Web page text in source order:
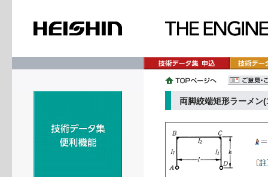
両脚絞端矩形ラーメン